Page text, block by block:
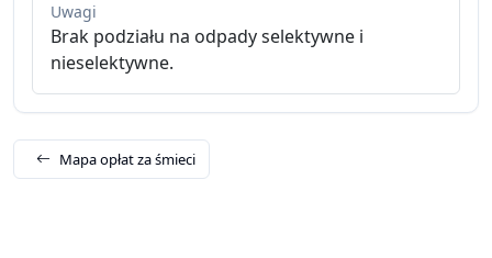
Uwagi
Brak podziału na odpady selektywne i
nieselektywne.
Mapa opłat za śmieci